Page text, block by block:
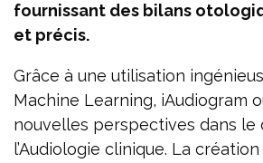
fournissant des bilans
et précis.
Grâce à une utilisation
Machine Learning, iAudiogram
nouvelles perspectives dans le
l’Audiologie clinique. La